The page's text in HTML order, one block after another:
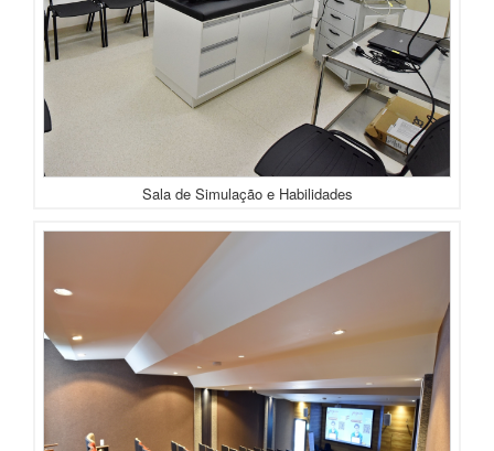
Sala de Simulação e Habilidades